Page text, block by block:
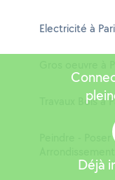
Electricité à
Travaux Bois
Peindre -
Déjà